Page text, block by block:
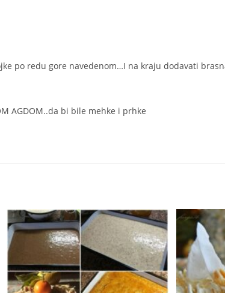
po redu gore navedenom…I na kraju dodavati
AGDOM..da bi bile mehke i prhke